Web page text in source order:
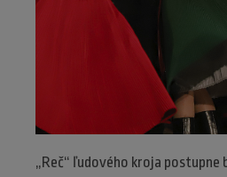
„Reč“ ľudového kroja postupne